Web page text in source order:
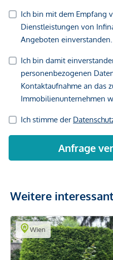
Weitere
Wien